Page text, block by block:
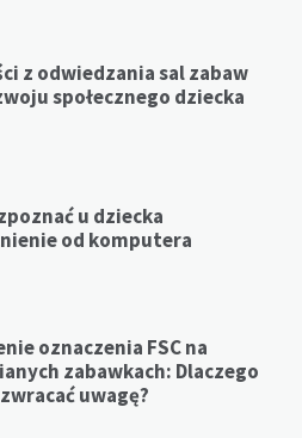
z odwiedzania sal zabaw
społecznego dziecka
u dziecka
od komputera
oznaczenia FSC na
zabawkach: Dlaczego
uwagę?